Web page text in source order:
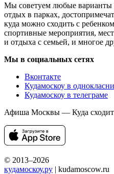
Мы советуем любые
отдых в парках,
куда можно сходить с
спортивные мероприятия,
и отдыха с семьей, и многое
Мы в социальных сетях
Вконтакте
Кудамоскоу в
Кудамоскоу в телеграме
Афиша Москвы — Куда
© 2013–2026
кудамоскоу.ру | kudamoscow.ru